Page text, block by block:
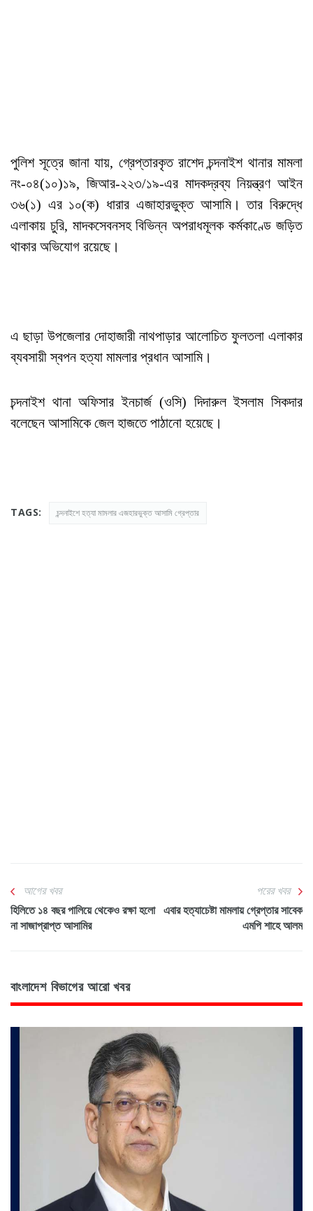
পুলিশ সূত্রে জানা যায়, গ্রেপ্তারকৃত রাশেদ চন্দনাইশ থানার মামলা
নং-০৪(১০)১৯, জিআর-২২৩/১৯-এর মাদকদ্রব্য নিয়ন্ত্রণ আইন
৩৬(১) এর ১০(ক) ধারার এজাহারভুক্ত আসামি। তার বিরুদ্ধে
এলাকায় চুরি, মাদকসেবনসহ বিভিন্ন অপরাধমূলক কর্মকাণ্ডে জড়িত
থাকার অভিযোগ রয়েছে।
এ ছাড়া উপজেলার দোহাজারী নাথপাড়ার আলোচিত ফুলতলা এলাকার
ব্যবসায়ী স্বপন হত্যা মামলার প্রধান আসামি।
চন্দনাইশ থানা অফিসার ইনচার্জ (ওসি) দিদারুল ইসলাম সিকদার
বলেছেন আসামিকে জেল হাজতে পাঠানো হয়েছে।
TAGS: চন্দনাইশে হত্যা মামলার এজহারভুক্ত আসামি গ্রেপ্তার
আগের খবর
হিলিতে ১৪ বছর পালিয়ে থেকেও রক্ষা হলো
না সাজাপ্রাপ্ত আসামির
পরের খবর
এবার হত্যাচেষ্টা মামলায় গ্রেপ্তার সাবেক
এমপি শাহে আলম
বাংলাদেশ বিভাগের আরো খবর